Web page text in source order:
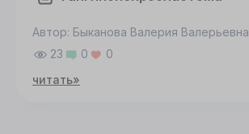
Автор: Быканова Валерия Валерьевна
23
0
0
читать»